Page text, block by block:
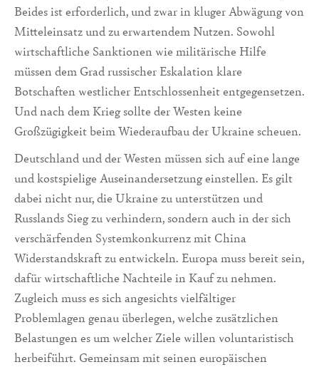
Beides ist erforderlich, und zwar in kluger Abwägung von
Mitteleinsatz und zu erwartendem Nutzen. Sowohl
wirtschaftliche Sanktionen wie militärische Hilfe
müssen dem Grad russischer Eskalation klare
Botschaften westlicher Entschlossenheit entgegensetzen.
Und nach dem Krieg sollte der Westen keine
Großzügigkeit beim Wiederaufbau der Ukraine scheuen.
Deutschland und der Westen müssen sich auf eine lange
und kostspielige Auseinandersetzung einstellen. Es gilt
dabei nicht nur, die Ukraine zu unterstützen und
Russlands Sieg zu verhindern, sondern auch in der sich
verschärfenden Systemkonkurrenz mit China
Widerstandskraft zu entwickeln. Europa muss bereit sein,
dafür wirtschaftliche Nachteile in Kauf zu nehmen.
Zugleich muss es sich angesichts vielfältiger
Problemlagen genau überlegen, welche zusätzlichen
Belastungen es um welcher Ziele willen voluntaristisch
herbeiführt. Gemeinsam mit seinen europäischen